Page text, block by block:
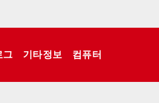
그 기타정보 컴퓨터